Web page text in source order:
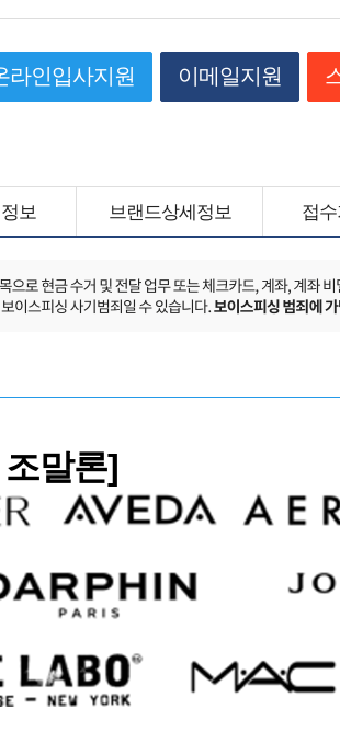
라인입사지원 이메일지원
보 브랜드상세정보 접
말론]
브랜드